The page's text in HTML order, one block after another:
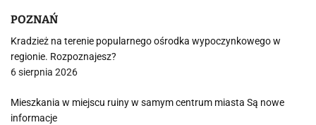
POZNAŃ
Kradzież na terenie popularnego ośrodka wypoczynkowego w
regionie. Rozpoznajesz?
6 sierpnia 2026
Mieszkania w miejscu ruiny w samym centrum miasta Są nowe
informacje